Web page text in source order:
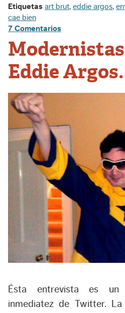
Etiquetas art brut, eddie argos,
cae bien
7 Comentarios
Eddie Argos.
Ésta entrevista es
inmediatez de Twitter.